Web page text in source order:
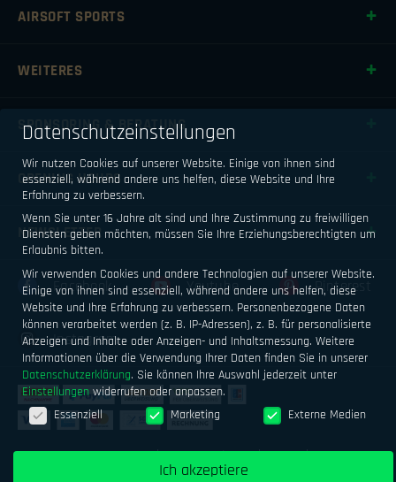
AIRSOFT SPORTS
WEITERES
SPONSORING & BERATUNG
OPENING HOURS
NEWSLETTER
Facebook Youtube Pinterest
Instagram
Impressum Datenschutz
AGB
Datenschutzeinstellungen
Wir nutzen Cookies auf unserer Website. Einige von ihnen sind
essenziell, während andere uns helfen, diese Website und Ihre
Erfahrung zu verbessern.
Wenn Sie unter 16 Jahre alt sind und Ihre Zustimmung zu freiwilligen
Diensten geben möchten, müssen Sie Ihre Erziehungsberechtigten um
Erlaubnis bitten.
Wir verwenden Cookies und andere Technologien auf unserer Website.
Einige von ihnen sind essenziell, während andere uns helfen, diese
Website und Ihre Erfahrung zu verbessern. Personenbezogene Daten
können verarbeitet werden (z. B. IP-Adressen), z. B. für personalisierte
Anzeigen und Inhalte oder Anzeigen- und Inhaltsmessung. Weitere
Informationen über die Verwendung Ihrer Daten finden Sie in unserer
Datenschutzerklärung. Sie können Ihre Auswahl jederzeit unter
Einstellungen widerrufen oder anpassen.
Datenschutzeinstellungen
Essenziell Marketing Externe Medien
Ich akzeptiere